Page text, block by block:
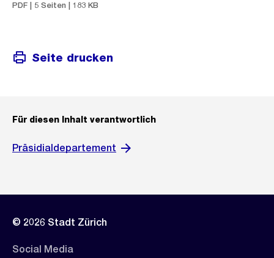
PDF | 5 Seiten | 183 KB
Seite drucken
Für diesen Inhalt verantwortlich
Präsidialdepartement
© 2026 Stadt Zürich
Social Media